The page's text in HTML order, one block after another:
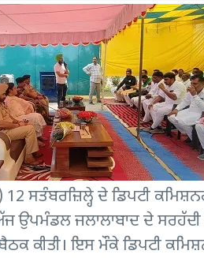
) 12 ਸਤੰਬਰਜ਼ਿਲ੍ਹੇ ਦੇ ਡਿਪਟੀ
ਉਪਮੰਡਲ ਜਲਾਲਾਬਾਦ ਦੇ
ਕੀਤੀ। ਇਸ ਮੌਕੇ ਡਿਪਟੀ